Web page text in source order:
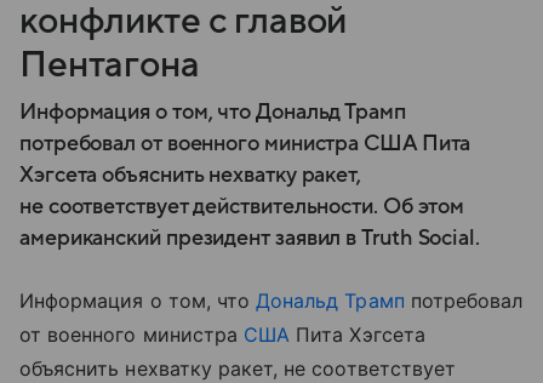
конфликте с главой
Пентагона
Информация о том, что Дональд Трамп
потребовал от военного министра США Пита
Хэгсета объяснить нехватку ракет,
не соответствует действительности. Об этом
американский президент заявил в Truth Social.
Информация о том, чтоДональд Трамп потребовал
от военного министра США Пита Хэгсета
объяснить нехватку ракет, не соответствует